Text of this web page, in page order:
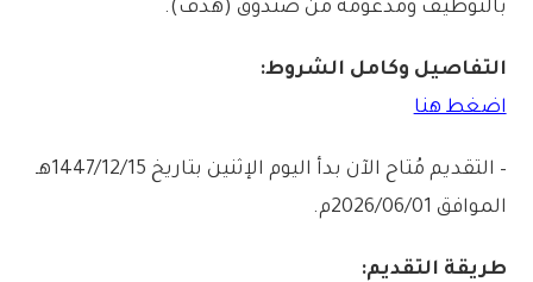
بالتوظيف ومدعومة من صندوق (هدف).
التفاصيل وكامل الشروط:
اضغط هنا
– التقديم مُتاح الآن بدأ اليوم الإثنين بتاريخ 1447/12/15هـ
الموافق 2026/06/01م.
طريقة التقديم: